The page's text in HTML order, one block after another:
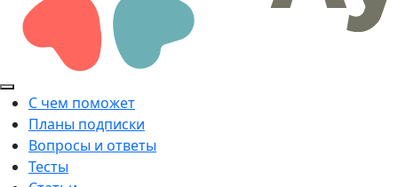
С чем поможет
Планы подписки
Вопросы и ответы
Тесты